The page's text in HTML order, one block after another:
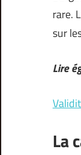
rare.
sur
Lire
La